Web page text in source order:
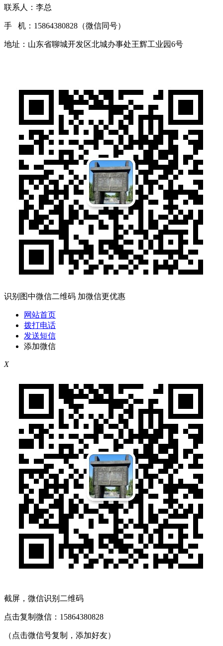
联系人：李总
手 机：15864380828（微信同号）
地址：山东省聊城开发区北城办事处王辉工业园6号
识别图中微信二维码 加微信更优惠
网站首页
拨打电话
发送短信
添加微信
X
截屏，微信识别二维码
点击复制微信：15864380828
（点击微信号复制，添加好友）